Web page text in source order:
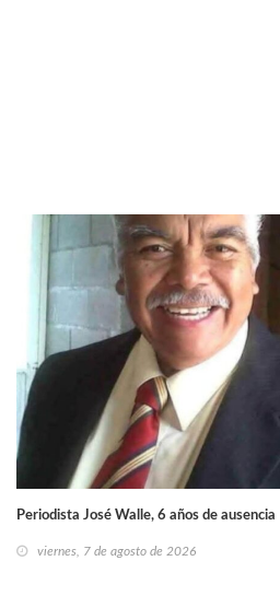
Periodista José Walle, 6 años de ausencia
viernes, 7 de agosto de 2026